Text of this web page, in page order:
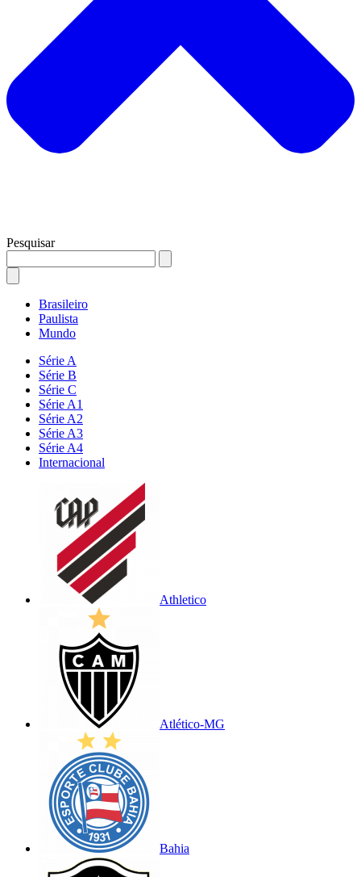
Pesquisar
Brasileiro
Paulista
Mundo
Série A
Série B
Série C
Série A1
Série A2
Série A3
Série A4
Internacional
Athletico
Atlético-MG
Bahia